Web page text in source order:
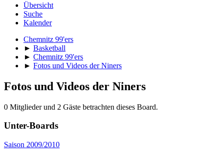
Übersicht
Suche
Kalender
Chemnitz 99'ers
► Basketball
► Chemnitz 99'ers
► Fotos und Videos der Niners
Fotos und Videos der Niners
0 Mitglieder und 2 Gäste betrachten dieses Board.
Unter-Boards
Saison 2009/2010